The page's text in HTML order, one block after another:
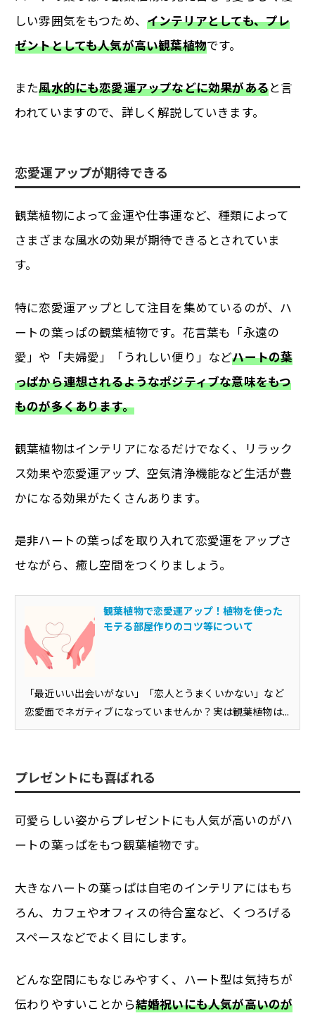
しい雰囲気をもつため、インテリアとしても、プレ
ゼントとしても人気が高い観葉植物です。
また風水的にも恋愛運アップなどに効果があると言
われていますので、詳しく解説していきます。
恋愛運アップが期待できる
観葉植物によって金運や仕事運など、種類によって
さまざまな風水の効果が期待できるとされていま
す。
特に恋愛運アップとして注目を集めているのが、ハ
ートの葉っぱの観葉植物です。花言葉も「永遠の
愛」や「夫婦愛」「うれしい便り」などハートの葉
っぱから連想されるようなポジティブな意味をもつ
ものが多くあります。
観葉植物はインテリアになるだけでなく、リラック
ス効果や恋愛運アップ、空気清浄機能など生活が豊
かになる効果がたくさんあります。
是非ハートの葉っぱを取り入れて恋愛運をアップさ
せながら、癒し空間をつくりましょう。
観葉植物で恋愛運アップ！植物を使った
モテる部屋作りのコツ等について
「最近いい出会いがない」「恋人とうまくいかない」など
恋愛面でネガティブになっていませんか？実は観葉植物は...
プレゼントにも喜ばれる
可愛らしい姿からプレゼントにも人気が高いのがハ
ートの葉っぱをもつ観葉植物です。
大きなハートの葉っぱは自宅のインテリアにはもち
ろん、カフェやオフィスの待合室など、くつろげる
スペースなどでよく目にします。
どんな空間にもなじみやすく、ハート型は気持ちが
伝わりやすいことから結婚祝いにも人気が高いのが